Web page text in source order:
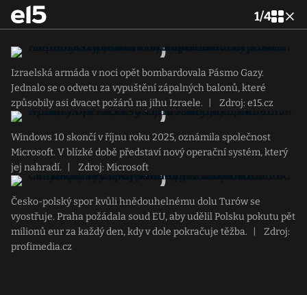
1/4
Izraelská armáda v noci opět bombardovala Pásmo Gazy.
Jednalo se o odvetu za vypuštění zápalných balonů, které
způsobily asi dvacet požárů na jihu Izraele.
Zdroj: e15.cz
Windows 10 skončí v říjnu roku 2025, oznámila společnost
Microsoft. V blízké době představí nový operační systém, který
jej nahradí.
Zdroj: Microsoft
Česko-polský spor kvůli hnědouhelnému dolu Turów se
vyostřuje. Praha požádala soud EU, aby udělil Polsku pokutu pět
milionů eur za každý den, kdy v dole pokračuje těžba.
Zdroj:
profimedia.cz